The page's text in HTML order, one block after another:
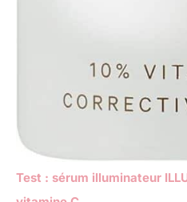
Test : sérum illuminateur